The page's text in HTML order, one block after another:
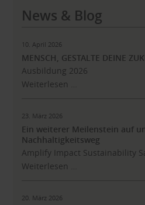
News & Blog
10. April 2026
MENSCH, GESTALTE DEINE
Ausbildung 2026
Weiterlesen …
23. März 2026
Ein weiterer Meilenstein auf
Nachhaltigkeitsweg
Amplify Impact Sustainability
Weiterlesen …
20. März 2026